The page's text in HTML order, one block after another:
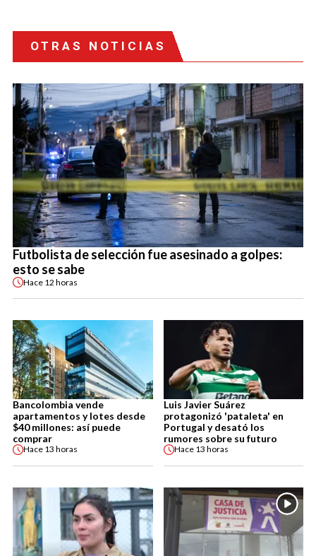
OTRAS NOTICIAS
Futbolista de selección fue asesinado a golpes:
esto se sabe
Hace 12 horas
Bancolombia vende
apartamentos y lotes desde
$40 millones: así puede
comprar
Hace 13 horas
Luis Javier Suárez
protagonizó 'pataleta' en
Portugal y desató los
rumores sobre su futuro
Hace 13 horas